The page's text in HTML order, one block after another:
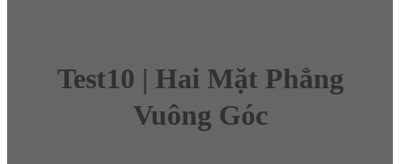
Test10 | Hai Mặt Phẳng
Vuông Góc